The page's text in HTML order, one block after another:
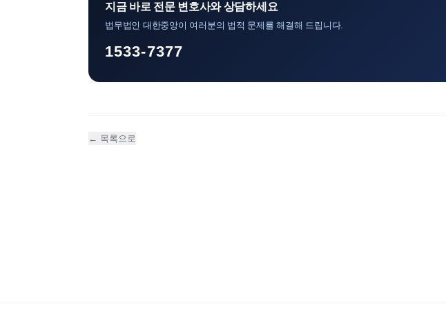
지금 바로 전문 변호사와 상담하세요
법무법인 대한중앙이 여러분의 법적 문제를 해결해 드립니다.
1533-7377
← 목록으로